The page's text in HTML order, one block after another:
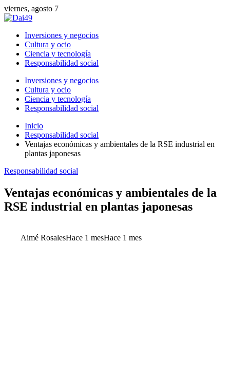
viernes, agosto 7
Inversiones y negocios
Cultura y ocio
Ciencia y tecnología
Responsabilidad social
Inversiones y negocios
Cultura y ocio
Ciencia y tecnología
Responsabilidad social
Inicio
Responsabilidad social
Ventajas económicas y ambientales de la RSE industrial en
plantas japonesas
Responsabilidad social
Ventajas económicas y ambientales de la
RSE industrial en plantas japonesas
Aimé RosalesHace 1 mesHace 1 mes